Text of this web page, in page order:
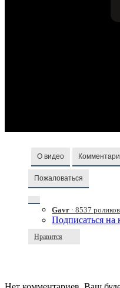
О видео
Пожаловаться
Gavr · 8537 роликов
Подписаться на
Нравится